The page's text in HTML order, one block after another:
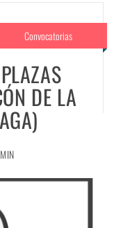
Convocatorias
DE LA